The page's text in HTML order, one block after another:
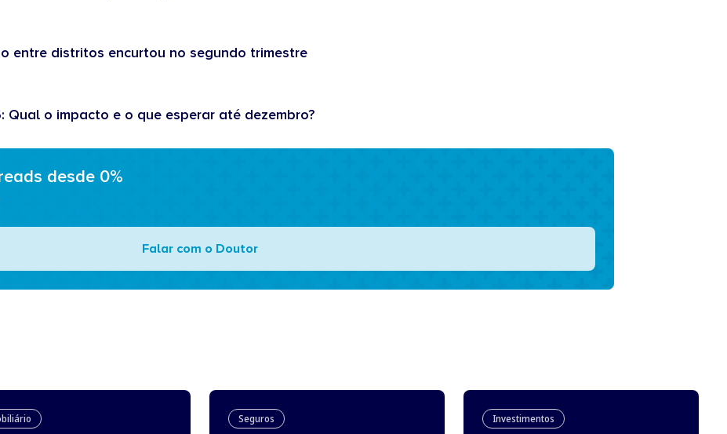
entre distritos encurtou no segundo trimestre
Qual o impacto e o que esperar até dezembro?
desde 0%
Falar com o Doutor
Seguros Investimentos